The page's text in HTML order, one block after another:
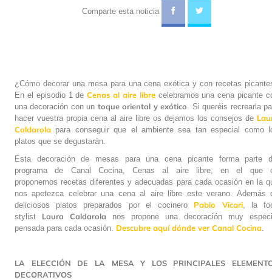
Comparte esta noticia
¿Cómo decorar una mesa para una cena exótica y con recetas
En el episodio 1 de Cenas al aire librecelebramos una cena picante
una decoración con un toque oriental y exótico . Si queréis recrearla
hacer vuestra propia cena al aire libre os dejamos los consejos de
Caldarola para conseguir que el ambiente sea tan especial como
platos que se degustarán.
Esta decoración de mesas para una cena picante forma parte
programa de Canal Cocina, Cenas al aire libre, en el que
proponemos recetas diferentes y adecuadas para cada ocasión en la
nos apetezca celebrar una cena al aire libre este verano. Además
deliciosos platos preparados por el cocinero Pablo Vicari, la
stylist Laura Caldarola nos propone una decoración muy
pensada para cada ocasión. Descubre aquí dónde ver Canal Cocina
LA ELECCIÓN DE LA MESA Y LOS PRINCIPALES
DECORATIVOS